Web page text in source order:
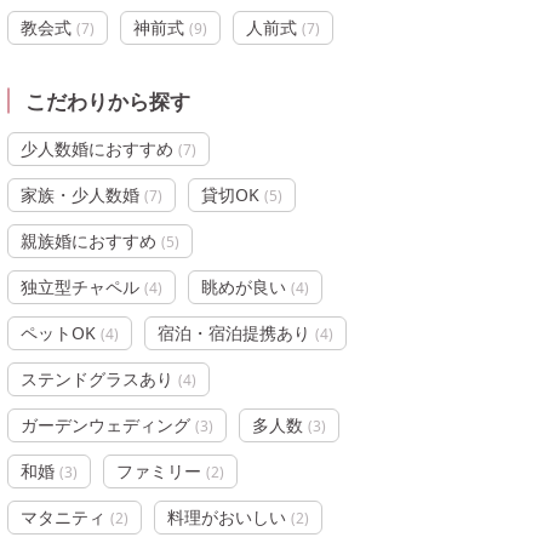
教会式 (7) 神前式 (9) 人前式 (7)
こだわりから探す
少人数婚におすすめ (7)
家族・少人数婚 (7) 貸切OK (5)
親族婚におすすめ (5)
独立型チャペル (4) 眺めが良い (4)
ペットOK (4) 宿泊・宿泊提携あり (4)
ステンドグラスあり (4)
ガーデンウェディング (3) 多人数 (3)
和婚 (3) ファミリー (2)
マタニティ (2) 料理がおいしい (2)